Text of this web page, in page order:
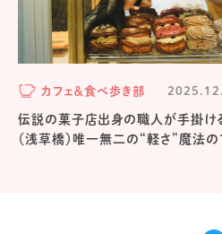
カフェ＆食べ歩き部
伝説の菓子店出身の職人が手掛
（浅草橋）唯一無二の“軽さ”魔法の